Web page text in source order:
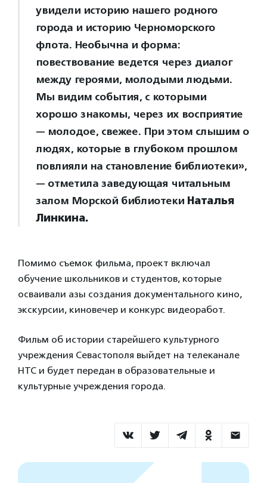
увидели историю нашего родного
города и историю Черноморского
флота. Необычна и форма:
повествование ведется через диалог
между героями, молодыми людьми.
Мы видим события, с которыми
хорошо знакомы, через их восприятие
— молодое, свежее. При этом слышим о
людях, которые в глубоком прошлом
повлияли на становление библиотеки»,
— отметила заведующая читальным
залом Морской библиотеки Наталья
Линкина.
Помимо съемок фильма, проект включал
обучение школьников и студентов, которые
осваивали азы создания документального кино,
экскурсии, киновечер и конкурс видеоработ.
Фильм об истории старейшего культурного
учреждения Севастополя выйдет на телеканале
НТС и будет передан в образовательные и
культурные учреждения города.